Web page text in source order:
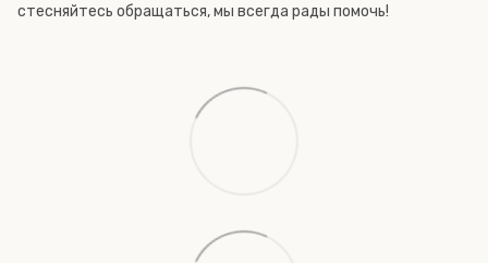
стесняйтесь обращаться, мы всегда рады помочь!